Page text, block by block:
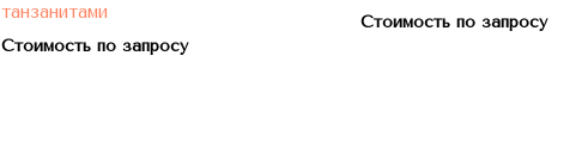
танзанитами
Стоимость по запросу
Стоимость по запросу